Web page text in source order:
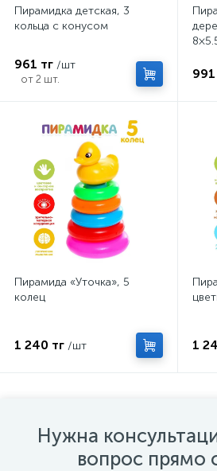
Пирамидка детская, 3
кольца с конусом
961 тг /шт
от 2 шт. 991
Пирамида «Уточка», 5
колец
1 240 тг /шт 1
Нужна
вопрос прямо